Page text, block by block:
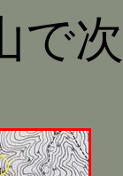
で